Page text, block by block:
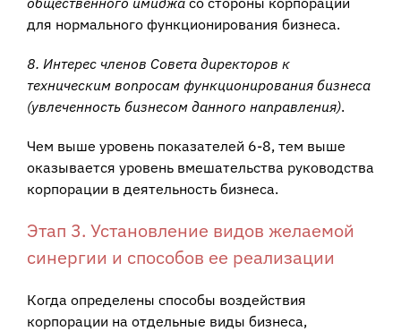
для нормального функционирования бизнеса.
8. Интерес членов Совета директоров к
техническим вопросам функционирования бизнеса
(увлеченность бизнесом данного направления).
Чем выше уровень показателей 6-8, тем выше
оказывается уровень вмешательства руководства
корпорации в деятельность бизнеса.
Этап 3. Установление видов желаемой
синергии и способов ее реализации
Когда определены способы воздействия
корпорации на отдельные виды бизнеса,